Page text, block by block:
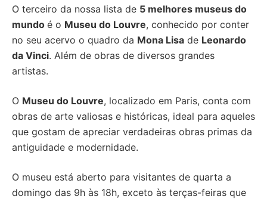
O terceiro da nossa lista de 5 melhores museus do
mundo é o Museu do Louvre, conhecido por conter
no seu acervo o quadro da Mona Lisa de Leonardo
da Vinci. Além de obras de diversos grandes
artistas.
O Museu do Louvre, localizado em Paris, conta com
obras de arte valiosas e históricas, ideal para aqueles
que gostam de apreciar verdadeiras obras primas da
antiguidade e modernidade.
O museu está aberto para visitantes de quarta a
domingo das 9h às 18h, exceto às terças-feiras que